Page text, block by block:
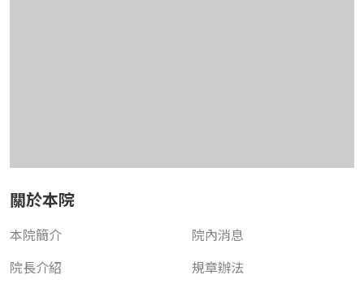
關於本院
本院簡介
院長介紹
院內消息
規章辦法